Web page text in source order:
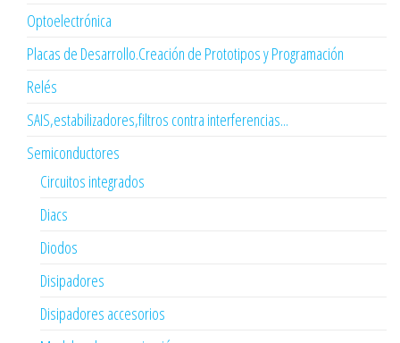
Optoelectrónica
Placas de Desarrollo.Creación de Prototipos y Programación
Relés
SAIS,estabilizadores,filtros contra interferencias...
Semiconductores
Circuitos integrados
Diacs
Diodos
Disipadores
Disipadores accesorios